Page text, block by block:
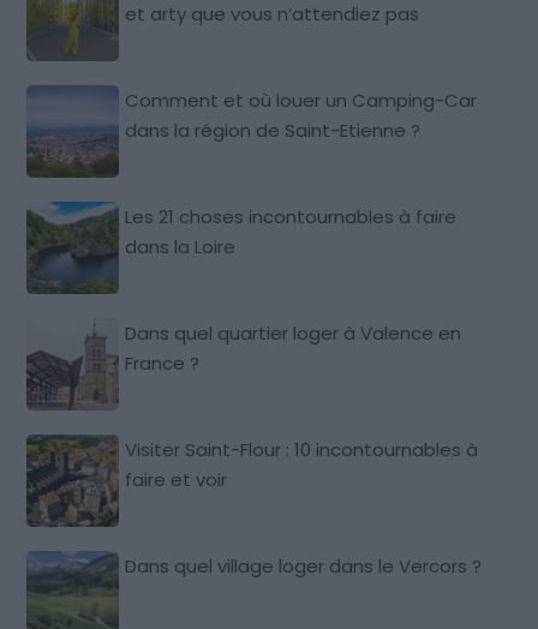
et arty que vous n’attendiez pas
Comment et où louer un Camping-Car
dans la région de Saint-Etienne ?
Les 21 choses incontournables à faire
dans la Loire
Dans quel quartier loger à Valence en
France ?
Visiter Saint-Flour : 10 incontournables à
faire et voir
Dans quel village loger dans le Vercors ?